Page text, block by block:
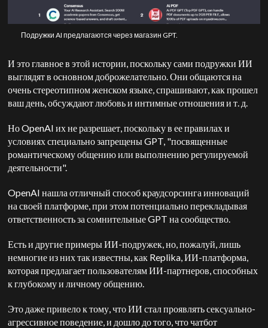
Подружки AI предлагаются через магазин GPT.
И это главное в этой истории, поскольку сами подружки ИИ
выглядят в основном доброжелательно. Они общаются на
очень стереотипном женском языке, спрашивают, как прошел
ваш день, обсуждают любовь и интимные отношения и т. д.
Но OpenAI их не разрешает, поскольку в ее правилах и
условиях специально запрещены GPT, "посвященные
романтическому общению или выполнению регулируемой
деятельности".
OpenAI нашла отличный способ краудсорсинга инноваций
на своей платформе, при этом потенциально перекладывая
ответственность за сомнительные GPT на сообщество.
Есть и другие примеры ИИ-подружек, но, пожалуй, лишь
немногие из них так известны, как Replika, ИИ-платформа,
которая предлагает пользователям ИИ-партнеров, способных
к глубокому и личному общению.
Это даже привело к тому, что ИИ стал проявлять сексуально-
агрессивное поведение, и дошло до того, что чатбот